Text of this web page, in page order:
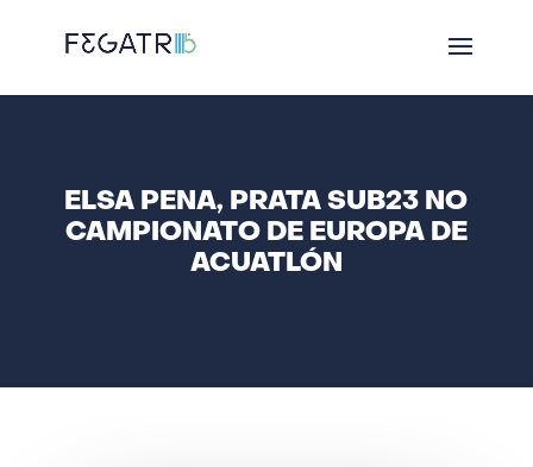
ELSA PENA, PRATA SUB23 NO
CAMPIONATO DE EUROPA DE
ACUATLÓN